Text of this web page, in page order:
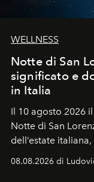
WELLNESS
Notte di San
significato e
in Italia
Il 10 agosto 2026
Notte di San
dell’estate
Sarà il momento
celeste per
08.08.2026 di